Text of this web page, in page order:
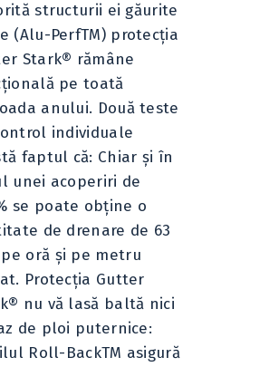
structurii ei găurite
(Alu-PerfTM) protecţia
Stark® rămâne
pe toată
anului. Două teste
individuale
faptul că: Chiar şi în
unei acoperiri de
se poate obţine o
de drenare de 63
pe oră şi pe metru
Protecţia Gutter
nu vă lasă baltă nici
de ploi puternice:
Roll-BackTM asigură